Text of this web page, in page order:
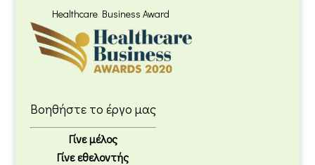
Healthcare Business Award
Βοηθήστε το έργο μας
Γίνε μέλος
Γίνε εθελοντής